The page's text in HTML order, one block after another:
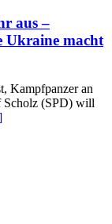
aus –
Ukraine macht
Kampfpanzer an
Scholz (SPD) will